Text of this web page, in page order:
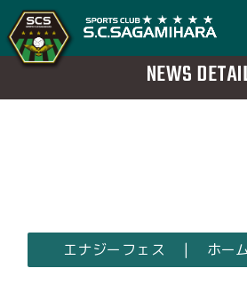
NEWS
エナジーフェス | ホー